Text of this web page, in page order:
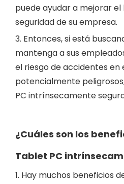
puede ayudar a mejorar el
seguridad de su empresa.
3. Entonces, si está
mantenga a sus
el riesgo de accidentes en
potencialmente
PC intrínsecamente
¿Cuáles son los
Tablet PC
1. Hay muchos beneficios